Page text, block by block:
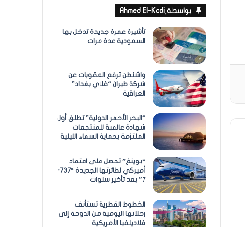
بواسطة ِAhmed El-Kadi
تأشيرة عمرة جديدة تدخل بها
السعودية عدة مرات
واشنطن ترفع العقوبات عن
شركة طيران “فلاي بغداد”
العراقية
“البحر الأحمر الدولية” تطلق أول
شهادة عالمية للمنتجعات
الملتزمة بحماية السماء الليلية
“بوينغ” تحصل على اعتماد
أميركي لطائرتها الجديدة “737-
7” بعد تأخير سنوات
الخطوط القطرية تستأنف
رحلاتها اليومية من الدوحة إلى
فلاديلفيا الأمريكية